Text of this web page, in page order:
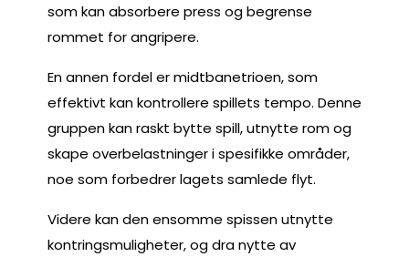
som kan absorbere press og begrense
rommet for angripere.
En annen fordel er midtbanetrioen, som
effektivt kan kontrollere spillets tempo. Denne
gruppen kan raskt bytte spill, utnytte rom og
skape overbelastninger i spesifikke områder,
noe som forbedrer lagets samlede flyt.
Videre kan den ensomme spissen utnytte
kontringsmuligheter, og dra nytte av